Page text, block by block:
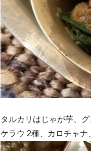
タルカリはじゃが芋、
ケラウ 2種、カロチャナ